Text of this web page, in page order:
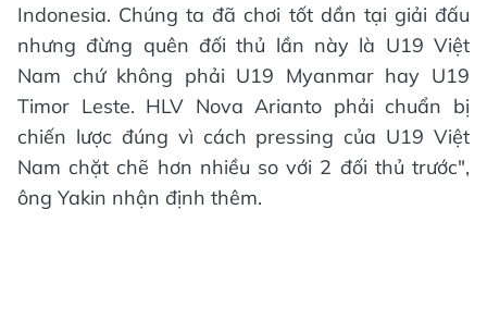
Indonesia. Chúng ta đã chơi tốt dần tại giải đấu
nhưng đừng quên đối thủ lần này là U19 Việt
Nam chứ không phải U19 Myanmar hay U19
Timor Leste. HLV Nova Arianto phải chuẩn bị
chiến lược đúng vì cách pressing của U19 Việt
Nam chặt chẽ hơn nhiều so với 2 đối thủ trước",
ông Yakin nhận định thêm.